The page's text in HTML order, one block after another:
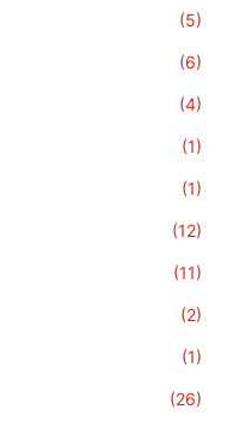
(5)
(6)
(4)
(1)
(1)
(12)
(11)
(2)
(1)
(26)